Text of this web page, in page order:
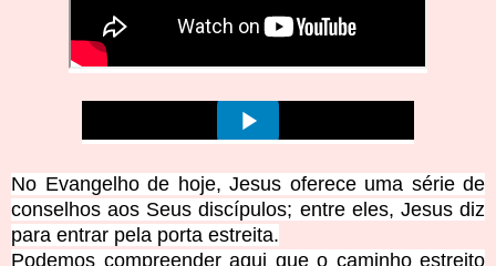
No Evangelho de hoje, Jesus ofereceuma série de
conselhos aos Seus discípulos; entre eles, Jesus diz
para entrar pela porta estreita.
Podemos compreender aqui que o caminho estreito